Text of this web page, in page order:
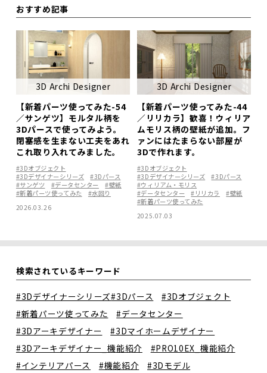
おすすめ記事
3D Archi Designer
【新着パーツ使ってみた-54
／サンゲツ】モルタル柄を
3Dパースで使ってみよう。
閉塞感を生まない工夫をあれ
これ取り入れてみました。
#3Dオブジェクト
#3Dデザイナーシリーズ
#3Dパース
#サンゲツ
#データセンター
#壁紙
#新着パーツ使ってみた
#水回り
2026.03.26
3D Archi Designer
【新着パーツ使ってみた-44
／リリカラ】歓喜！ウィリア
ムモリス柄の壁紙が追加。フ
ァンにはたまらない部屋が
3Dで作れます。
#3Dオブジェクト
#3Dデザイナーシリーズ
#3Dパース
#ウィリアム・モリス
#データセンター
#リリカラ
#壁紙
#新着パーツ使ってみた
2025.07.03
検索されているキーワード
#3Dデザイナーシリーズ#3Dパース
#3Dオブジェクト
#新着パーツ使ってみた
#データセンター
#3Dアーキデザイナー
#3Dマイホームデザイナー
#3Dアーキデザイナー_機能紹介
#PRO10EX_機能紹介
#インテリアパース
#機能紹介
#3Dモデル